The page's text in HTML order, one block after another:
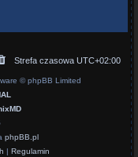
Strefa czasowa UTC+02:00
© phpBB Limited
phpBB.pl
| Regulamin